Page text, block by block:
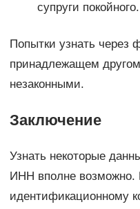
супруги покойного.
Попытки узнать через
принадлежащем
незаконными.
Заключение
Узнать некоторые
ИНН вполне
идентификационному